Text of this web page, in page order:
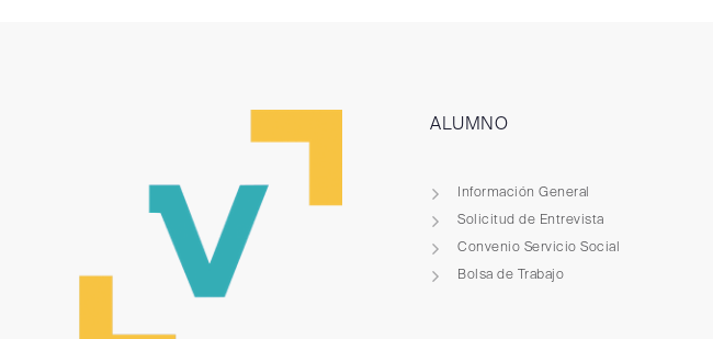
ALUMNO
Información General
Solicitud de Entrevista
Convenio Servicio Social
Bolsa de Trabajo